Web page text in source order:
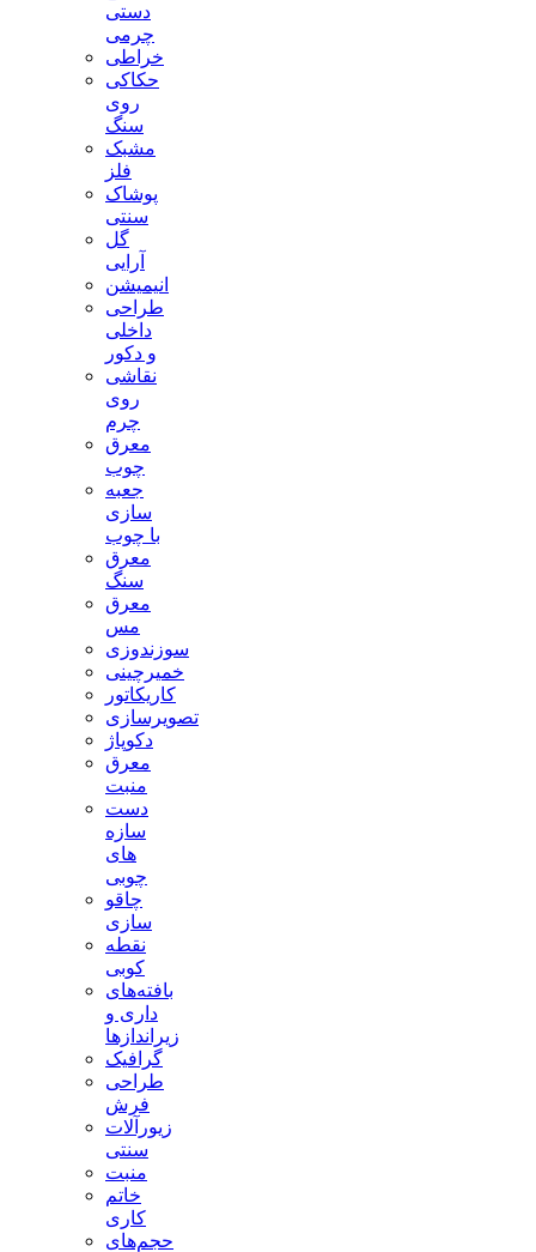
دستی
چرمی
خراطی
حکاکی
روی
سنگ
مشبک
فلز
پوشاک
سنتی
گل
آرایی
انیمیشن
طراحی
داخلی
و دکور
نقاشی
روی
چرم
معرق
چوب
جعبه
سازی
با چوب
معرق
سنگ
معرق
مس
سوزندوزی
خمیرچینی
کاریکاتور
تصویرسازی
دکوپاژ
معرق
منبت
دست
سازه
های
چوبی
چاقو
سازی
نقطه
کوبی
بافته‌های
داری و
زیراندازها
گرافیک
طراحی
فرش
زیورآلات
سنتی
منبت
خاتم
کاری
حجم‌های